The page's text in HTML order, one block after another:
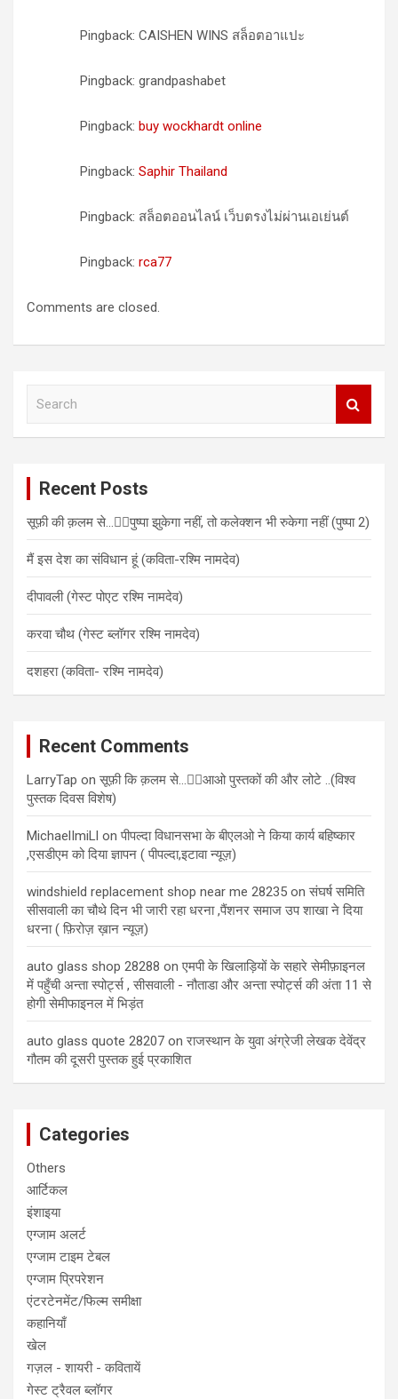
Pingback: CAISHEN WINS สล็อตอาแปะ
Pingback: grandpashabet
Pingback: buy wockhardt online
Pingback: Saphir Thailand
Pingback: สล็อตออนไลน์ เว็บตรงไม่ผ่านเอเย่นต์
Pingback: rca77
Comments are closed.
Recent Posts
सूफ़ी की क़लम से…✍🏻पुष्पा झुकेगा नहीं, तो कलेक्शन भी रुकेगा नहीं (पुष्पा 2)
मैं इस देश का संविधान हूं (कविता-रश्मि नामदेव)
दीपावली (गेस्ट पोएट रश्मि नामदेव)
करवा चौथ (गेस्ट ब्लॉगर रश्मि नामदेव)
दशहरा (कविता- रश्मि नामदेव)
Recent Comments
LarryTap onसूफ़ी कि क़लम से…✍🏻आओ पुस्तकों की और लोटे ..(विश्व
पुस्तक दिवस विशेष)
MichaelImiLl onपीपल्दा विधानसभा के बीएलओ ने किया कार्य बहिष्कार
,एसडीएम को दिया ज्ञापन ( पीपल्दा,इटावा न्यूज़)
windshield replacement shop near me 28235 onसंघर्ष समिति
सीसवाली का चौथे दिन भी जारी रहा धरना ,पैंशनर समाज उप शाखा ने दिया
धरना ( फ़िरोज़ ख़ान न्यूज़)
auto glass shop 28288 onएमपी के खिलाड़ियों के सहारे सेमीफ़ाइनल
में पहुँची अन्ता स्पोर्ट्स , सीसवाली - नौताडा और अन्ता स्पोर्ट्स की अंता 11 से
होगी सेमीफाइनल में भिड़ंत
auto glass quote 28207 onराजस्थान के युवा अंग्रेजी लेखक देवेंद्र
गौतम की दूसरी पुस्तक हुई प्रकाशित
Categories
Others
आर्टिकल
इंशाइया
एग्जाम अलर्ट
एग्जाम टाइम टेबल
एग्जाम प्रिपरेशन
एंटरटेनमेंट/फिल्म समीक्षा
कहानियाँ
खेल
गज़ल - शायरी - कवितायें
गेस्ट ट्रैवल ब्लॉगर